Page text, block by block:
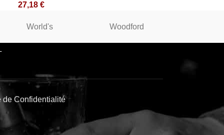
27,18 €
World's Woodford
de Confidentialité